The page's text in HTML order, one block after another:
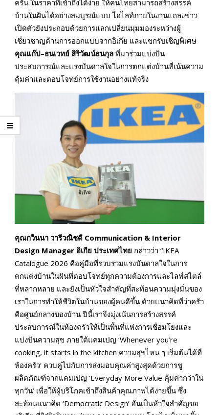
ครัน ในราคาที่เข้าถึงได้ง่าย ให้คนไทยสามารถสร้างสรรค์
บ้านในฝันได้อย่างสมบูรณ์แบบ ไฮไลท์ภายในงานแถลงข่าว
เปิดตัวยังประกอบด้วยการแลกเปลี่ยนมุมมองระหว่างผู้
เชี่ยวชาญด้านการออกแบบจากอิเกีย และแขกรับเชิญพิเศษ
คุณแก๊ป–ธนเวทย์ สิริวัฒน์ธนกุล ที่มาร่วมแบ่งปัน
ประสบการณ์และแรงบันดาลใจในการตกแต่งบ้านที่เน้นความ
คุ้มค่าและตอบโจทย์การใช้งานอย่างแท้จริง
คุณกวินนา วารีวณิชดี Communication & Interior
Design Manager อิเกีย ประเทศไทย กล่าวว่า “IKEA
Catalogue 2026 คือคู่มือที่รวบรวมแรงบันดาลใจในการ
ตกแต่งบ้านในฝันที่ตอบโจทย์ทุกความต้องการและไลฟ์สไตล์
ที่หลากหลาย และยังเป็นหัวใจสำคัญที่สะท้อนความมุ่งมั่นของ
เราในการทำให้ชีวิตในบ้านของผู้คนดีขึ้น ด้วยแนวคิดที่ว่าครัว
คือศูนย์กลางของบ้าน ปีนี้เราจึงมุ่งเน้นการสร้างสรรค์
ประสบการณ์ในห้องครัวให้เป็นพื้นที่แห่งการเชื่อมโยงและ
แบ่งปันความสุข ภายใต้แคมเปญ ‘Whenever you’re
cooking, it starts in the kitchen ความสุขไหน ๆ เริ่มต้นได้ที่
ห้องครัว’ ควบคู่ไปกับการส่งมอบคุณค่าสูงสุดด้วยการชู
ผลิตภัณฑ์จากแคมเปญ ‘Everyday More Value คุ้มค่ากว่าใน
ทุกวัน’ เพื่อให้ผู้บริโภคเข้าถึงสินค้าคุณภาพได้ง่ายขึ้น ซึ่ง
สะท้อนแนวคิด ‘Democratic Design’ อันเป็นหัวใจสำคัญขอ